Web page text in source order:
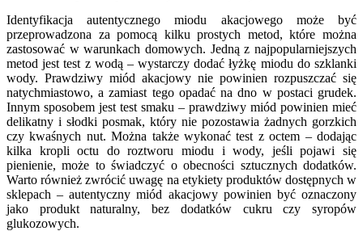
Identyfikacja autentycznego miodu akacjowego może być
przeprowadzona za pomocą kilku prostych metod, które można
zastosować w warunkach domowych. Jedną z najpopularniejszych
metod jest test z wodą – wystarczy dodać łyżkę miodu do szklanki
wody. Prawdziwy miód akacjowy nie powinien rozpuszczać się
natychmiastowo, a zamiast tego opadać na dno w postaci grudek.
Innym sposobem jest test smaku – prawdziwy miód powinien mieć
delikatny i słodki posmak, który nie pozostawia żadnych gorzkich
czy kwaśnych nut. Można także wykonać test z octem – dodając
kilka kropli octu do roztworu miodu i wody, jeśli pojawi się
pienienie, może to świadczyć o obecności sztucznych dodatków.
Warto również zwrócić uwagę na etykiety produktów dostępnych w
sklepach – autentyczny miód akacjowy powinien być oznaczony
jako produkt naturalny, bez dodatków cukru czy syropów
glukozowych.